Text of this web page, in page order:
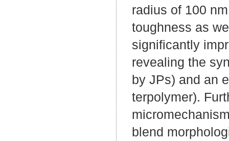
radius of 100
toughness as
significantly
revealing the
by JPs) and an
terpolymer).
blend